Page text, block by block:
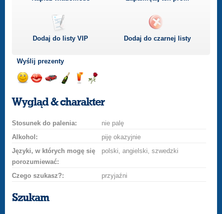
Dodaj do listyVIP Dodaj do czarnej listy
Wyślij prezenty
uśmiech
buziakasamochodem
szampana
drinka
różę
Wygląd & charakter
Stosunek do palenia:
nie palę
Alkohol:
piję okazyjnie
Języki, w których mogę się
porozumiewać:
polski, angielski, szwedzki
Czego szukasz?: przyjaźni
Szukam